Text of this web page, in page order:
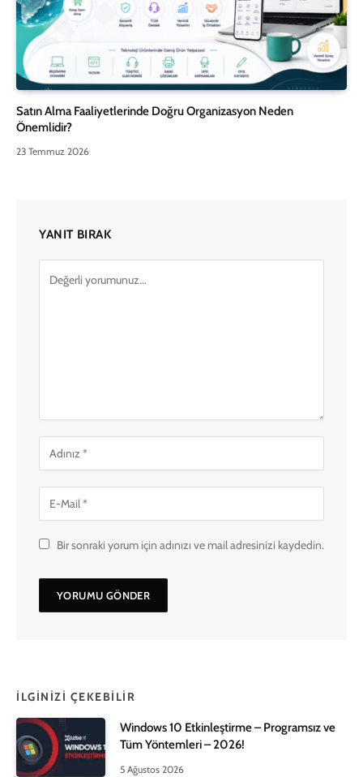
Satın Alma Faaliyetlerinde Doğru Organizasyon Neden
Önemlidir?
23 Temmuz 2026
YANIT BIRAK
Bir sonraki yorum için adınızı ve mail adresinizi kaydedin.
İLGINIZI ÇEKEBILIR
Windows 10 Etkinleştirme – Programsız ve
Tüm Yöntemleri – 2026!
5 Ağustos 2026